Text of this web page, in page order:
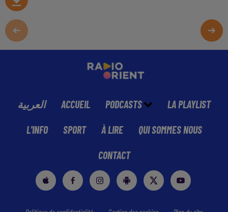
العربية ACCUEIL PODCASTS LA PLAYLIST
L'INFO SPORT À LIRE QUI SOMMES NOUS
CONTACT